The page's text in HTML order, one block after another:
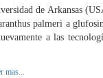
de Arkansas
palmeri a
a las
mas...